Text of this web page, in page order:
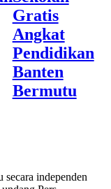
Gratis
Angkat
Pendidikan
Banten
Bermutu
secara independen